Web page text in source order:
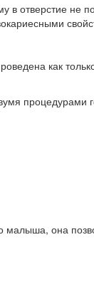
в отверстие не
как
процедурами
она